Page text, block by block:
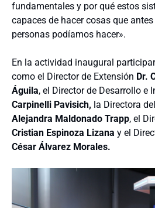
fundamentales y por qué estos
capaces de hacer cosas que
personas podíamos hacer».
En la actividad inaugural
como el Director de Extensión Dr.
Águila, el Director de Desarrollo e
Carpinelli Pavisich, la Directora
Alejandra Maldonado Trapp, el
Cristian Espinoza Lizana y el
César Álvarez Morales.